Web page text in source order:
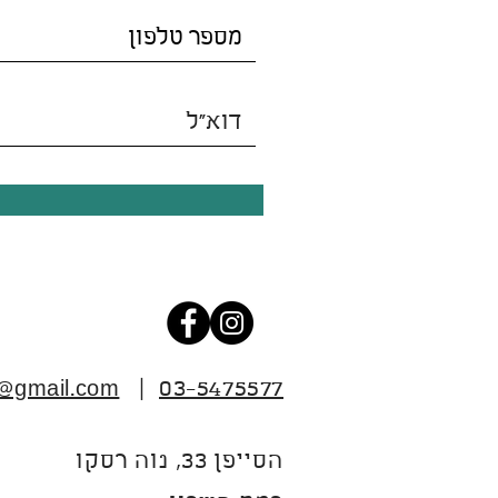
03-5475577
הסייפן 33, נוה רסקו